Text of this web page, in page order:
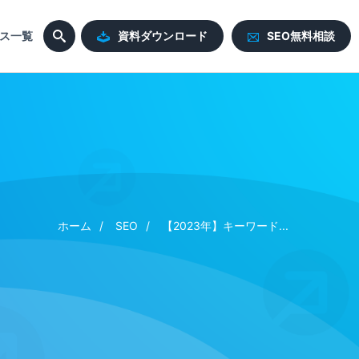
一覧 資料ダウンロード SEO無料相談
ホーム SEO 【2023年】キーワード...